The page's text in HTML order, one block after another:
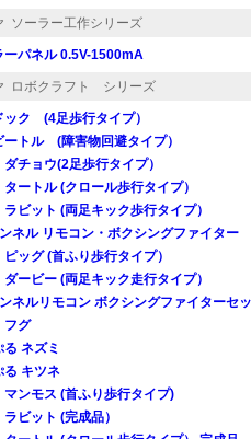
ソーラー工作シリーズ
ーパネル 0.5V-1500mA
ロボクラフト シリーズ
ック (4足歩行タイプ）
ートル (障害物回避タイプ）
ダチョウ(2足歩行タイプ）
タートル (クロール歩行タイプ）
ラビット (両足キック歩行タイプ）
ネル リモコン・ボクシングファイター
ピッグ (首ふり歩行タイプ）
ダービー (両足キック走行タイプ）
ネルリモコン ボクシングファイターセ
フグ
ネズミ
る キツネ
マンモス (首ふり歩行タイプ)
ラビット (完成品）